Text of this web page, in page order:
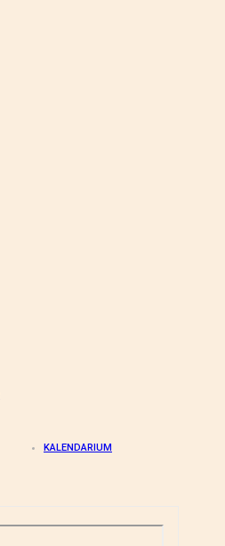
KALENDARIUM